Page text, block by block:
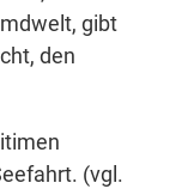
gibt
den
(vgl.